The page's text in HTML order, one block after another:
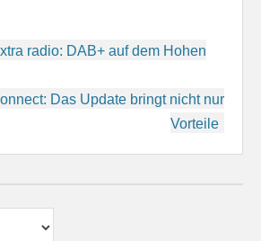
radio: DAB+ auf dem Hohen
Das Update bringt nicht nur
Vorteile